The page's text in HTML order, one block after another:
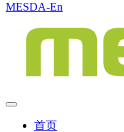
MESDA-En
首页